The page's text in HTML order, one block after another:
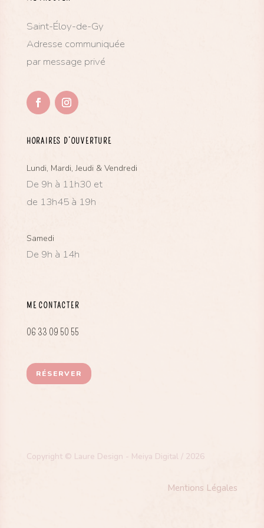
Saint-Éloy-de-Gy
Adresse communiquée
par message privé
HORAIRES D’OUVERTURE
Lundi, Mardi, Jeudi & Vendredi
De 9h à 11h30 et
de 13h45 à 19h
Samedi
De 9h à 14h
ME CONTACTER
06 33 09 50 55
RÉSERVER
Copyright © Laure Design - Meiya Digital / 2026
Mentions Légales